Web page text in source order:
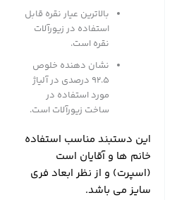
بالاترین عیار نقره قابل
استفاده در زیورآلات
نقره است.
نشان دهنده خلوص
۹۲.۵ درصدی در آلیاژ
مورد استفاده در
ساخت زیورآلات است.
این دستبند مناسب استفاده
خانم ها و آقایان است
(اسپرت) و از نظر ابعاد فری
سایز می باشد.